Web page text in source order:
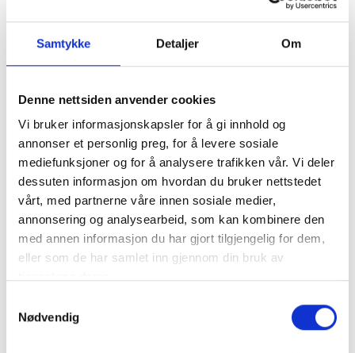
Samtykke Detaljer Om
Denne nettsiden anvender cookies
Vi bruker informasjonskapsler for å gi innhold og
annonser et personlig preg, for å levere sosiale
mediefunksjoner og for å analysere trafikken vår. Vi deler
dessuten informasjon om hvordan du bruker nettstedet
vårt, med partnerne våre innen sosiale medier,
annonsering og analysearbeid, som kan kombinere den
med annen informasjon du har gjort tilgjengelig for dem,
eller som de har samlet inn gjennom din bruk av
Nødvendig
Jeg har fått nytt mobilnummer,
hva gjør jeg?
forhåndsregistrerte deg med og
slette/endre registreringen. Deretter må du
registrere deg på nytt med ditt nye
mobilnummer. Det gamle nummeret ditt blir
slettet fra databasen for bruk av Nød-SMS
og det nye legges til.
Hvordan vet jeg at meldingen
har kommet frem?
Når du har sendt en melding til et av
at meldingen din er mottatt slik at det ikke